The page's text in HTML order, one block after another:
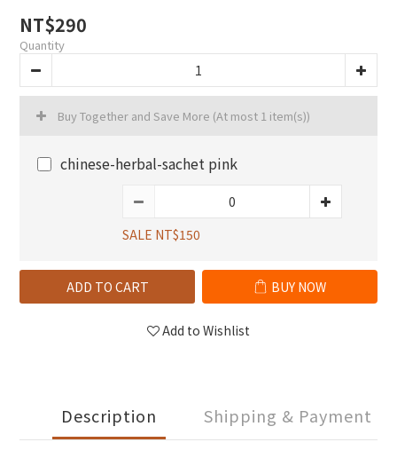
NT$290
Quantity
Buy Together and Save More (At most 1 item(s))
chinese-herbal-sachet pink
SALE NT$150
ADD TO CART BUY NOW
Add to Wishlist
Description Shipping & Payment